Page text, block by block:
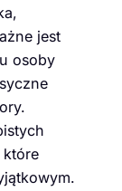
jest
osoby
które